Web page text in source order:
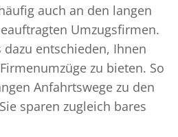
auch an den langen
Umzugsfirmen.
entschieden, Ihnen
zu bieten. So
Anfahrtswege zu den
sparen zugleich bares